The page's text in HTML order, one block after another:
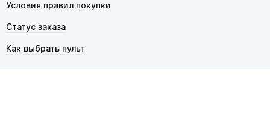
Условия правил покупки
Статус заказа
Как выбрать пульт